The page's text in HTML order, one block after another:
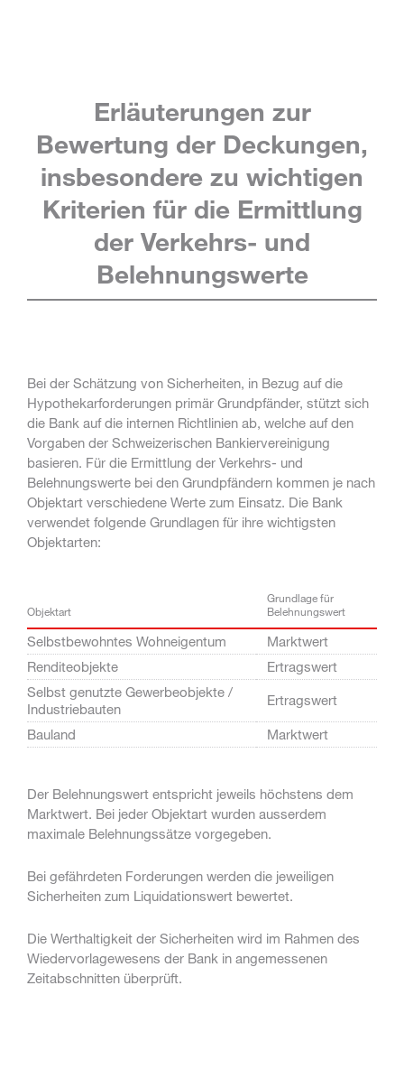
Erläuterungen zur
Bewertung der Deckungen,
insbesondere zu wichtigen
Kriterien für die Ermittlung
der Verkehrs- und
Belehnungswerte
Bei der Schätzung von Sicherheiten, in Bezug auf die
Hypothekarforderungen primär Grundpfänder, stützt sich
die Bank auf die internen Richtlinien ab, welche auf den
Vorgaben der Schweizerischen Bankiervereinigung
basieren. Für die Ermittlung der Verkehrs- und
Belehnungswerte bei den Grundpfändern kommen je nach
Objektart verschiedene Werte zum Einsatz. Die Bank
verwendet folgende Grundlagen für ihre wichtigsten
Objektarten:
Objektart
Grundlage für
Belehnungswert
Selbstbewohntes Wohneigentum
Marktwert
Renditeobjekte
Ertragswert
Selbst genutzte Gewerbeobjekte /
Industriebauten
Ertragswert
Bauland Marktwert
Der Belehnungswert entspricht jeweils höchstens dem
Marktwert. Bei jeder Objektart wurden ausserdem
maximale Belehnungssätze vorgegeben.
Bei gefährdeten Forderungen werden die jeweiligen
Sicherheiten zum Liquidationswert bewertet.
Die Werthaltigkeit der Sicherheiten wird im Rahmen des
Wiedervorlagewesens der Bank in angemessenen
Zeitabschnitten überprüft.